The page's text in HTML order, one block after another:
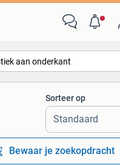
Alle afstanden…
Sorteer op
Bewaar je zoekopdracht